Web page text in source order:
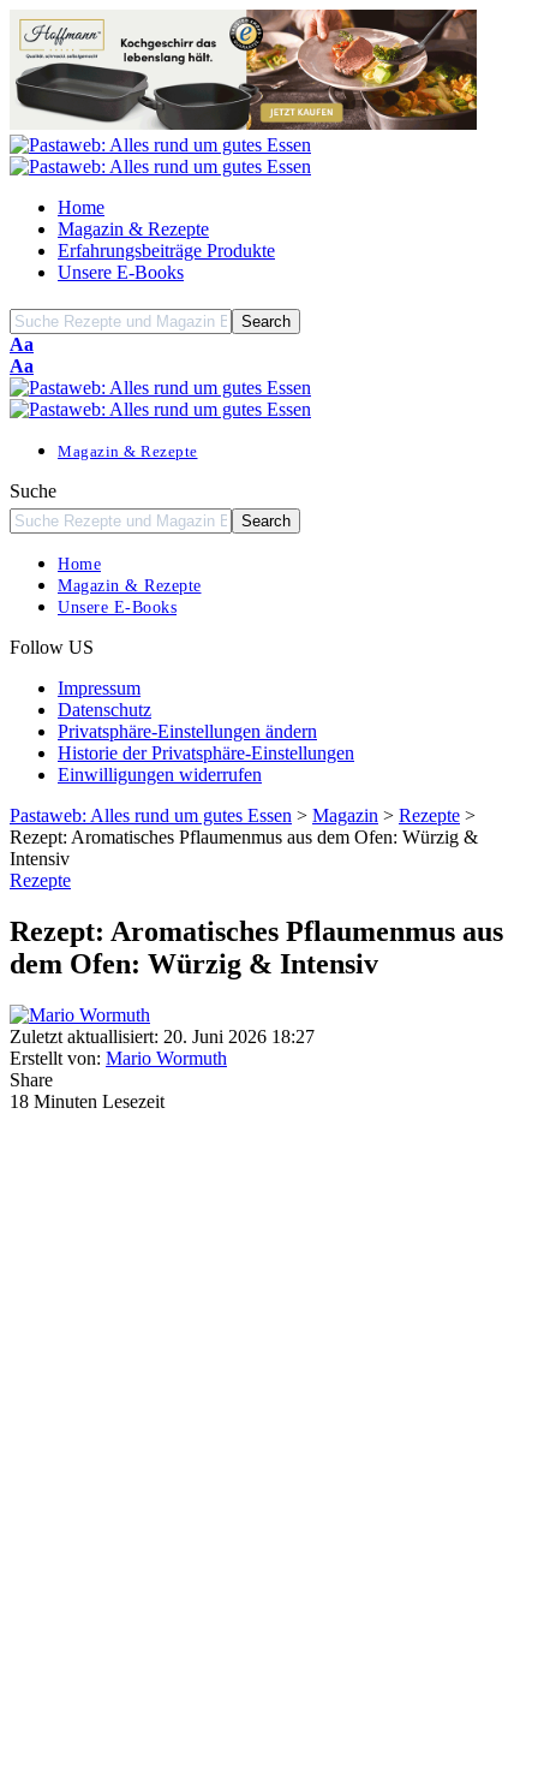
Home
Magazin & Rezepte
Erfahrungsbeiträge Produkte
Unsere E-Books
Font
Resizer
Aa
Font
Resizer
Aa
Magazin & Rezepte
Suche
Home
Magazin & Rezepte
Unsere E-Books
Follow US
Impressum
Datenschutz
Privatsphäre-Einstellungen ändern
Historie der Privatsphäre-Einstellungen
Einwilligungen widerrufen
Pastaweb: Alles rund um gutes Essen > Magazin > Rezepte >
Rezept: Aromatisches Pflaumenmus aus dem Ofen: Würzig &
Intensiv
Rezepte
Rezept: Aromatisches Pflaumenmus aus
dem Ofen: Würzig & Intensiv
Zuletzt aktuallisiert: 20. Juni 2026 18:27
Erstellt von: Mario Wormuth
Share
18 Minuten Lesezeit